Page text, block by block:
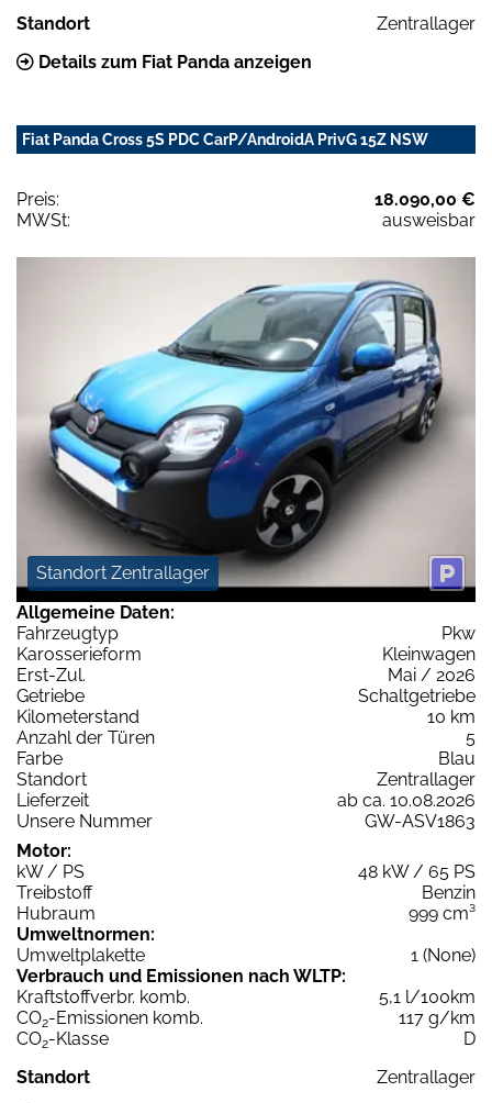
Standort
Zentrallager
Details zum Fiat Panda anzeigen
Fiat Panda Cross 5S PDC CarP/AndroidA PrivG 15Z NSW
Preis:
18.090,00 €
MWSt:
ausweisbar
Standort Zentrallager
Allgemeine Daten:
Fahrzeugtyp
Pkw
Karosserieform
Kleinwagen
Erst-Zul.
Mai / 2026
Getriebe
Schaltgetriebe
Kilometerstand
10 km
Anzahl der Türen
5
Farbe
Blau
Standort
Zentrallager
Lieferzeit
ab ca. 10.08.2026
Unsere Nummer
GW-ASV1863
Motor:
kW / PS
48 kW / 65 PS
Treibstoff
Benzin
Hubraum
999 cm³
Umweltnormen:
Umweltplakette
1 (None)
Verbrauch und Emissionen nach WLTP:
Kraftstoffverbr. komb.
5,1 l/100km
CO2-Emissionen komb.
117 g/km
CO2-Klasse
D
Standort
Zentrallager